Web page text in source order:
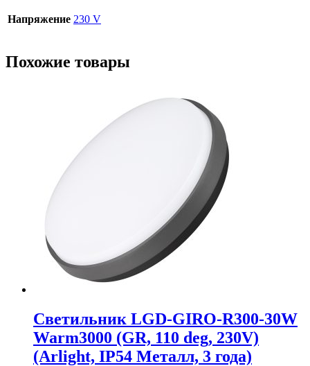
Напряжение 230 V
Похожие товары
Светильник LGD-GIRO-R300-30W
Warm3000 (GR, 110 deg, 230V)
(Arlight, IP54 Металл, 3 года)